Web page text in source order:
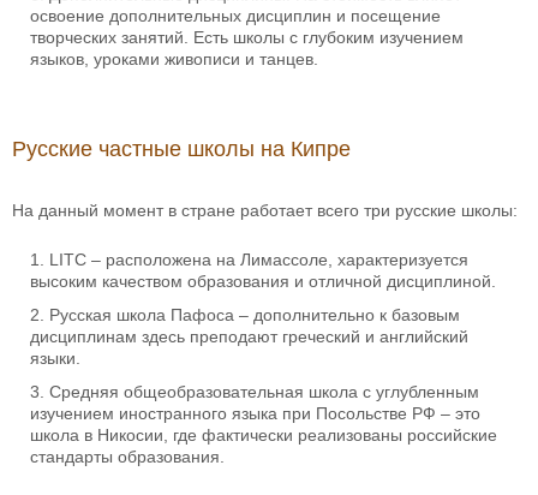
освоение дополнительных дисциплин и посещение
творческих занятий. Есть школы с глубоким изучением
языков, уроками живописи и танцев.
Русские частные школы на Кипре
На данный момент в стране работает всего три русские школы:
LITC – расположена на Лимассоле, характеризуется
высоким качеством образования и отличной дисциплиной.
Русская школа Пафоса – дополнительно к базовым
дисциплинам здесь преподают греческий и английский
языки.
Средняя общеобразовательная школа с углубленным
изучением иностранного языка при Посольстве РФ – это
школа в Никосии, где фактически реализованы российские
стандарты образования.